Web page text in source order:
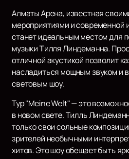
Алматы Арена, известная
мероприятиями и современной
станет идеальным местом для
музыки Тилля Линдеманна.
отличной акустикой позволит
насладиться мощным звуком и
световым шоу.
Тур "Meine Welt" — это
в новом свете. Тилль
только свои сольные
зрителей необычными
хитов. Это шоу обещает быть